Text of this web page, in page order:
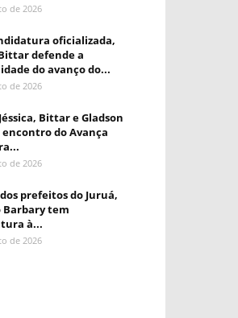
de 2026
oficializada,
defende a
do avanço do...
de 2026
Bittar e Gladson
do Avança
de 2026
prefeitos do Juruá,
Barbary tem
à...
de 2026